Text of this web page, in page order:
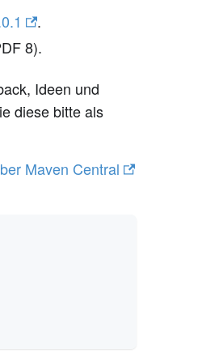
.
8).
Ideen und
diese bitte als
Maven Central